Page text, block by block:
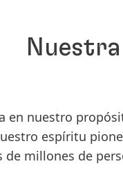
en nuestro
espíritu
millones de